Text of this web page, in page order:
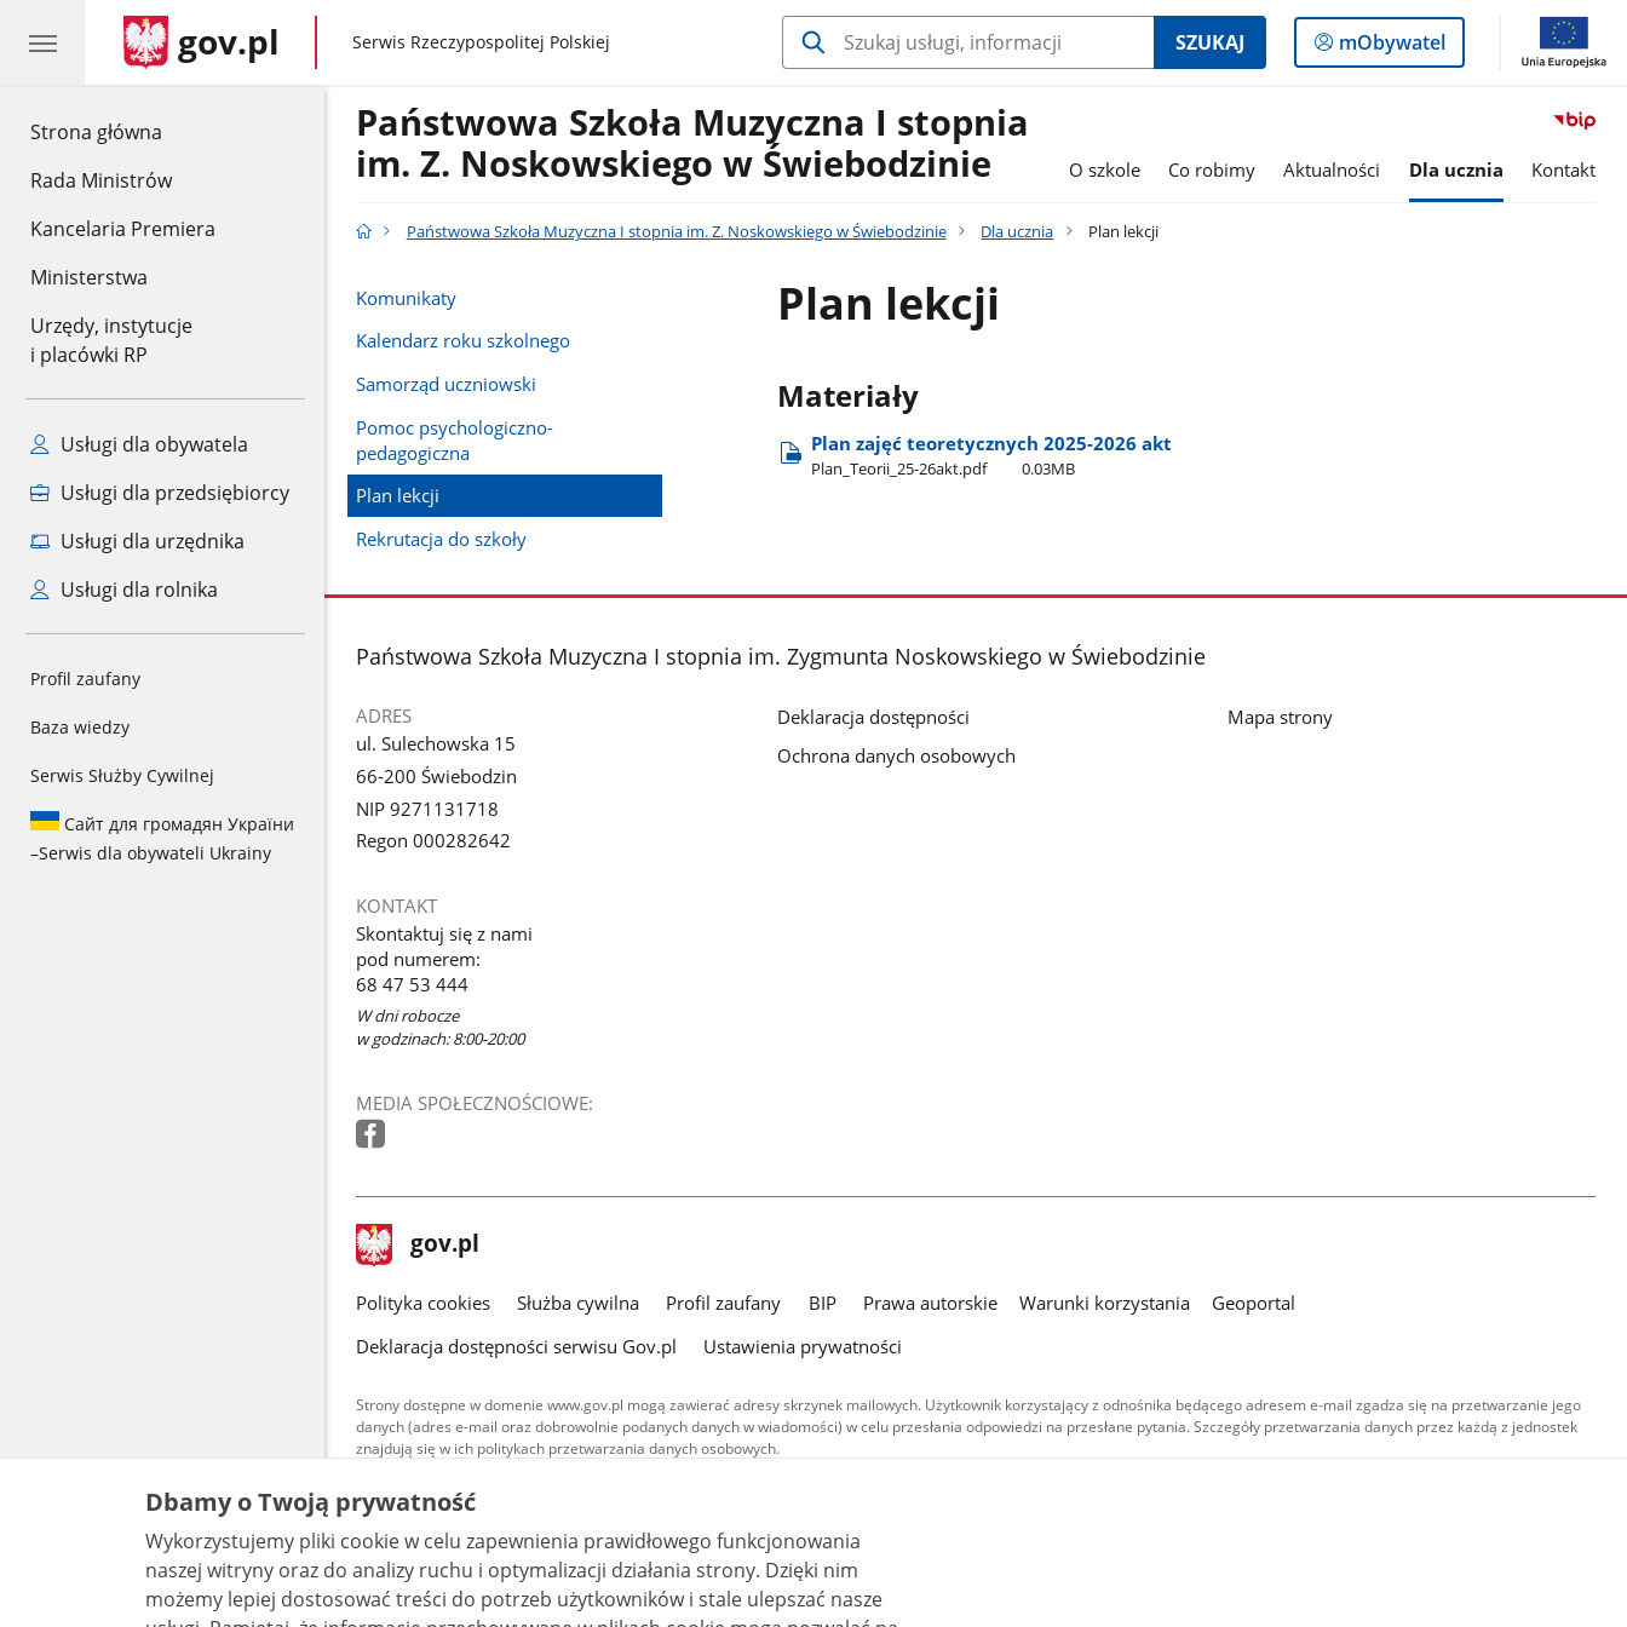
Strona główna
Rada Ministrów
Kancelaria Premiera
Ministerstwa
Urzędy, instytucje
i placówki RP
Usługi dla obywatela
Usługi dla przedsiębiorcy
Usługi dla urzędnika
Usługi dla rolnika
Profil zaufany
Baza wiedzy
Serwis Służby Cywilnej
Сайт для громадян України
–Serwis dla obywateli Ukrainy
gov.pl gov.pl
Serwis Rzeczypospolitej Polskiej SZUKAJ
Logowanie
do
mObywatel
Państwowa Szkoła Muzyczna I stopnia
im. Z. Noskowskiego w Świebodzinie
O szkole Co robimy Aktualności Dla ucznia Kontakt
Państwowa Szkoła Muzyczna I stopnia im. Z. Noskowskiego w Świebodzinie Dla ucznia Plan lekcji
Komunikaty
Kalendarz roku szkolnego
Samorząd uczniowski
Pomoc psychologiczno-
pedagogiczna
Plan lekcji
Rekrutacja do szkoły
Plan lekcji
Materiały
Plan zajęć teoretycznych 2025-2026 akt
Plan​_Teorii​_25-26akt.pdf 0.03MB
stopka
Państwowa Szkoła Muzyczna I stopnia im. Zygmunta Noskowskiego w Świebodzinie
ADRES
ul. Sulechowska 15
66-200 Świebodzin
NIP 9271131718
Regon 000282642
KONTAKT
Skontaktuj się z nami
pod numerem:
68 47 53 444
W dni robocze
w godzinach: 8:00-20:00
MEDIA SPOŁECZNOŚCIOWE:
Deklaracja dostępności
Ochrona danych osobowych
Mapa strony
stopka
gov.pl Strona
gov.pl
gov.pl
Polityka cookies Służba cywilna Profil zaufany BIP Prawa autorskie Warunki korzystania
Geoportal
Deklaracja dostępności serwisu Gov.pl
Ustawienia prywatności
Strony dostępne w domenie www.gov.pl mogą zawierać adresy skrzynek mailowych. Użytkownik korzystający z odnośnika będącego adresem e-mail zgadza się na przetwarzanie jego
danych (adres e-mail oraz dobrowolnie podanych danych w wiadomości) w celu przesłania odpowiedzi na przesłane pytania. Szczegóły przetwarzania danych przez każdą z jednostek
znajdują się w ich politykach przetwarzania danych osobowych.
Treści tekstowe publikowane w serwisie (z wyłączeniem treści audiowizualnych), są
udostępniane na licencji typu Creative Commons: uznanie autorstwa - na tych samych
warunkach 4.0 (CC BY-SA 4.0). Materiały audiowizualne, w tym zdjęcia, materiały audio i wideo,
są udostępniane na licencji typu Creative Commons: uznanie autorstwa użycie niekomercyjne -
bez utworów zależnych 4.0 (CC BY-NC-ND 4.0), o ile nie jest to stwierdzone inaczej.
Dbamy o Twoją prywatność
Wykorzystujemy pliki cookie w celu zapewnienia prawidłowego funkcjonowania
naszej witryny oraz do analizy ruchu i optymalizacji działania strony. Dzięki nim
możemy lepiej dostosować treści do potrzeb użytkowników i stale ulepszać nasze